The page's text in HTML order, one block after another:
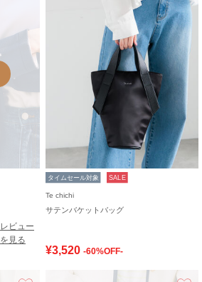
レビュー
を見る
タイムセール対象 SALE
Te chichi
サテンバケットバッグ
¥3,520 -60%OFF-
お気に入り